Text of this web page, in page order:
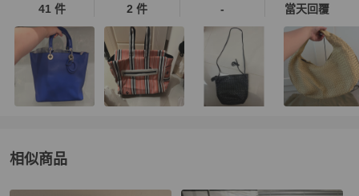
41 件 2 件 - 當天回覆
相似商品
更多相似Balenciaga女鞋推薦精品